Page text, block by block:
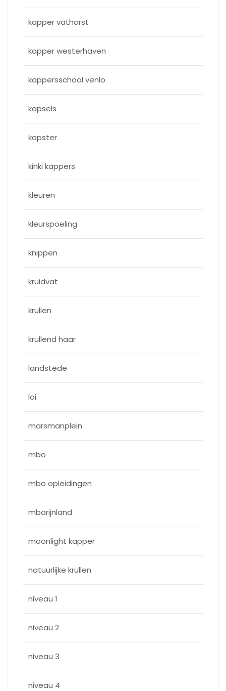
kapper vathorst
kapper westerhaven
kappersschool venlo
kapsels
kapster
kinki kappers
kleuren
kleurspoeling
knippen
kruidvat
krullen
krullend haar
landstede
loi
marsmanplein
mbo
mbo opleidingen
mborijnland
moonlight kapper
natuurlijke krullen
niveau 1
niveau 2
niveau 3
niveau 4